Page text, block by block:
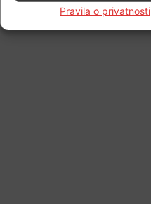
Pravila o privatnosti